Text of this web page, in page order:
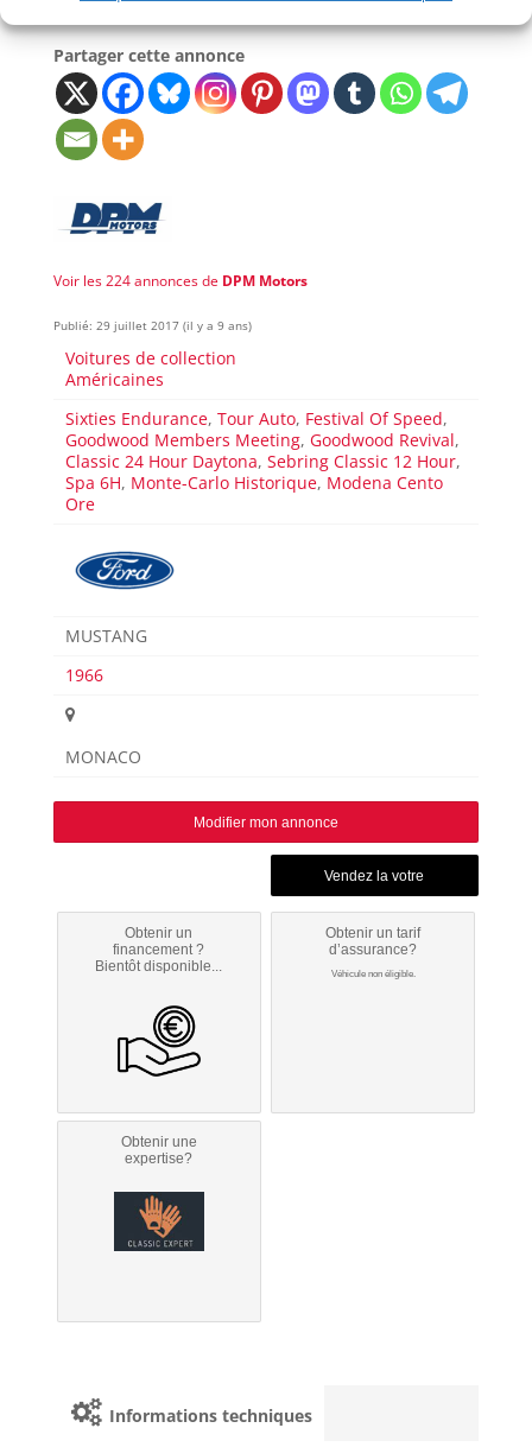
Partager cette annonce
Voir les 224 annonces de DPM Motors
Publié: 29 juillet 2017 (il y a 9 ans)
Voitures de collection
Américaines
Sixties Endurance,Tour Auto, Festival Of Speed,
Goodwood Members Meeting, Goodwood Revival,
Classic 24 Hour Daytona,Sebring Classic 12 Hour,
Spa 6H, Monte-Carlo Historique, Modena Cento
Ore
MUSTANG
1966
MONACO
Modifier mon annonce
Obtenir un
financement ?
Bientôt disponible...
Obtenir un tarif
d’assurance?
Véhicule non éligible.
Obtenir une
expertise?
Informations techniques